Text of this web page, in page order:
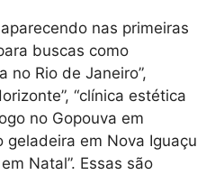
nas primeiras
buscas como
no Rio de Janeiro”,
“clínica estética
no Gopouva em
geladeira em Nova Iguaçu
Natal”. Essas são